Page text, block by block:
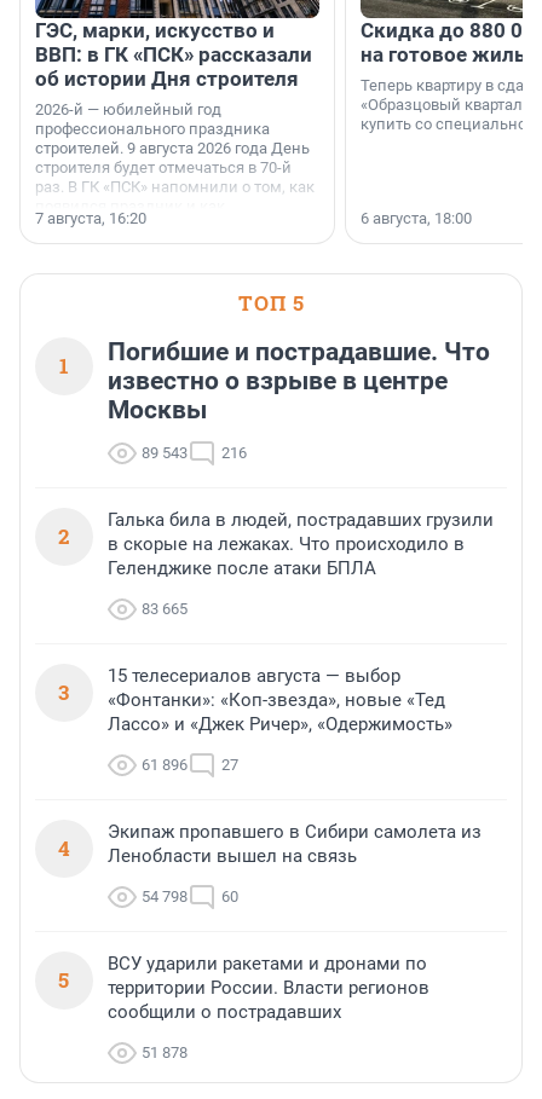
ГЭС, марки, искусство и
ВВП: в ГК «ПСК» рассказали
об истории Дня строителя
2026-й — юбилейный год
профессионального праздника
строителей. 9 августа 2026 года День
строителя будет отмечаться в 70-й
раз. В ГК «ПСК» напомнили о том, как
поменялась роль строительства.
7 августа, 16:20
Скидка до 880
на готовое
Теперь квартиру в
«Образцовый квартал
купить со специальной
6 августа, 18:00
ТОП 5
1
Погибшие и пострадавшие. Что
известно о взрыве в центре
Москвы
89 543 216
2
Галька била в людей, пострадавших грузили
в скорые на лежаках. Что происходило в
Геленджике после атаки БПЛА
83 665
3
15 телесериалов августа — выбор
«Фонтанки»: «Коп-звезда», новые «Тед
Лассо» и «Джек Ричер», «Одержимость»
61 896 27
4
Экипаж пропавшего в Сибири самолета из
Ленобласти вышел на связь
54 798 60
5
ВСУ ударили ракетами и дронами по
территории России. Власти регионов
сообщили о пострадавших
51 878